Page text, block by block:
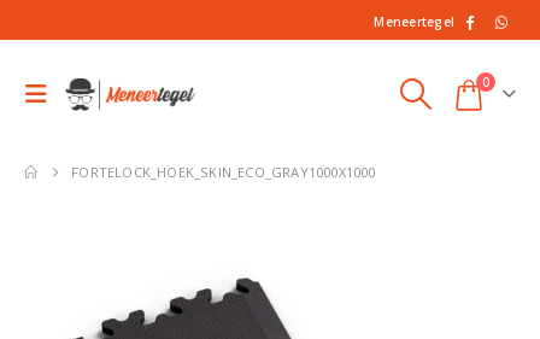
Meneertegel
0
FORTELOCK_HOEK_SKIN_ECO_GRAY1000X1000